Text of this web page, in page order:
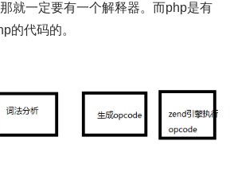
就一定要有一个解释器。而php是有
的代码的。